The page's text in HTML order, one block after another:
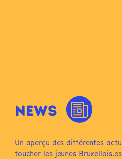
NEWS
Un aperçu des différentes
toucher les jeunes